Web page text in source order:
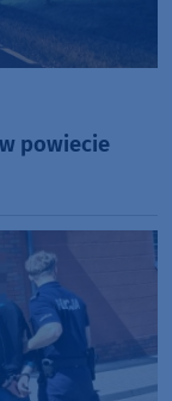
powiecie